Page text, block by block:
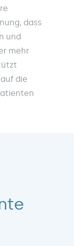
dass
und
mehr
die